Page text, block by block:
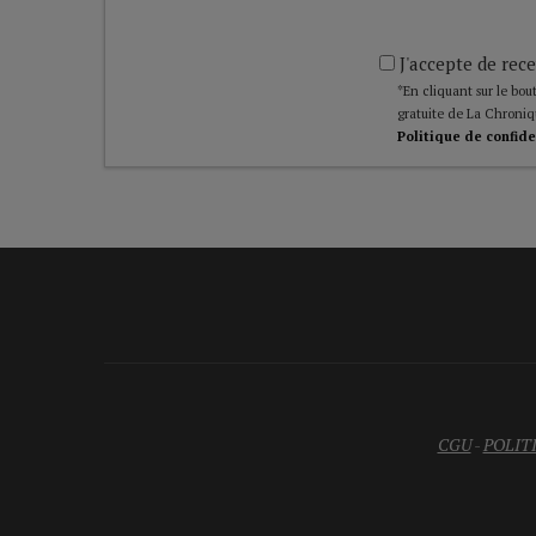
J'accepte de
*En cliquant sur le
gratuite de La
Politique de
CGU-